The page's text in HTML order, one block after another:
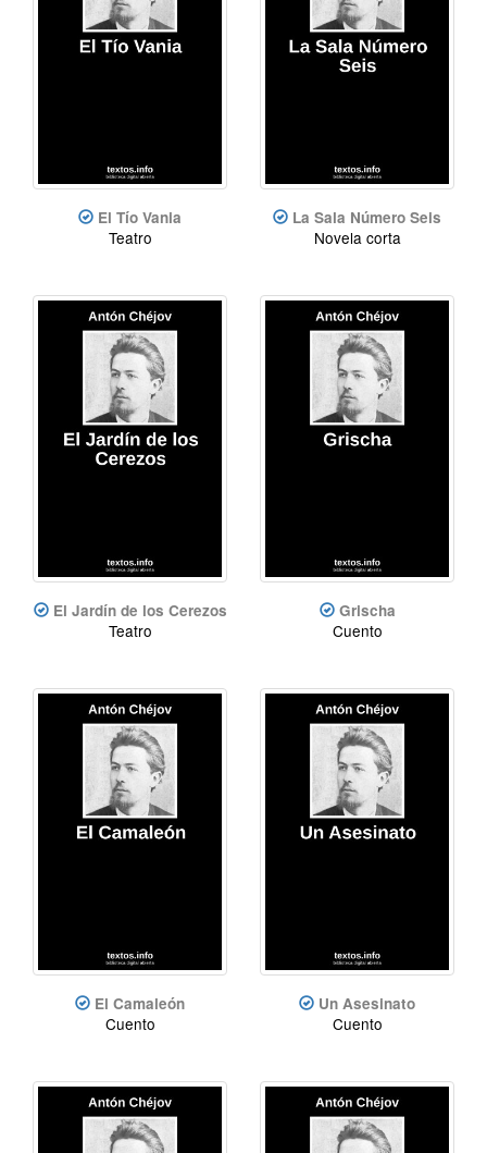
El Tío Vania
Teatro
La Sala Número Seis
Novela corta
El Jardín de los Cerezos
Teatro
Grischa
Cuento
El Camaleón
Cuento
Un Asesinato
Cuento